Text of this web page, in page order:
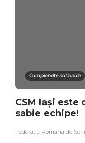
Campionate naționale
CSM Iași
sabie echipe!
Federatia Romana de